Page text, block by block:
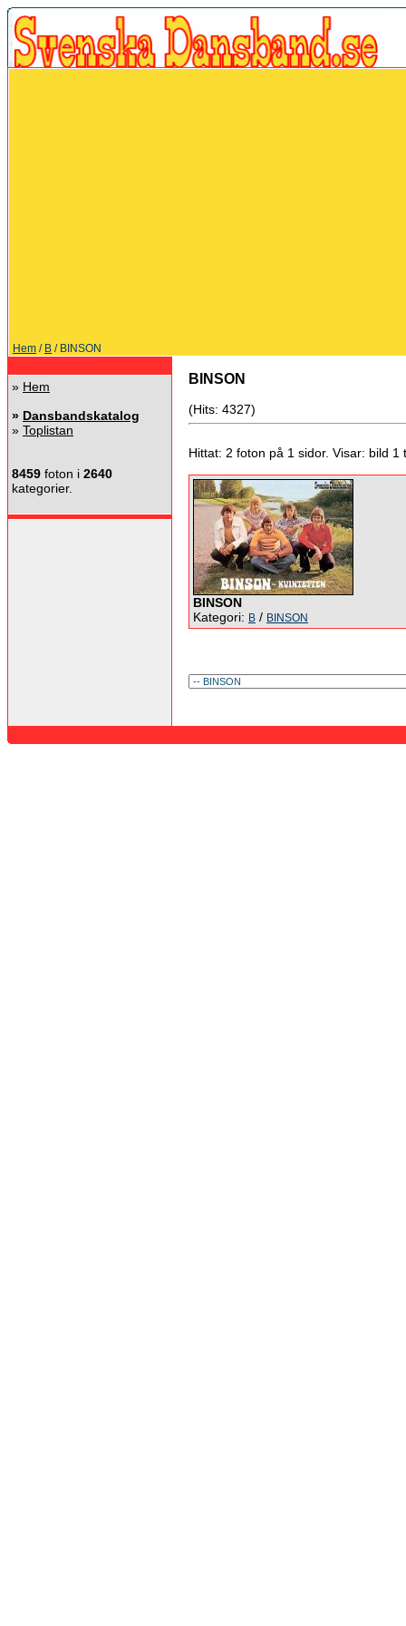
Hem / B / BINSON
» Hem
» Dansbandskatalog
» Toplistan
8459 foton i 2640
kategorier.
BINSON
(Hits: 4327)
Hittat: 2 foton på 1 sidor. Visar: bild 1
BINSON
Kategori: B / BINSON